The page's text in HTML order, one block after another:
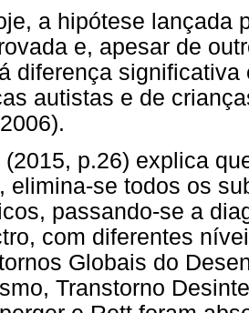
a hipótese lançada
e, apesar de
diferença
autistas e de
(2015, p.26) explica
elimina-se todos os
passando-se a
com diferentes
Globais do
Transtorno